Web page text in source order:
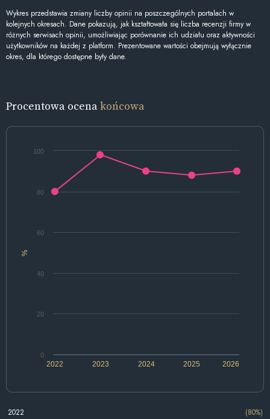
Wykres przedstawia zmiany liczby opinii na poszczególnych portalach w
kolejnych okresach. Dane pokazują, jak kształtowała się liczba recenzji firmy w
różnych serwisach opinii, umożliwiając porównanie ich udziału oraz aktywności
użytkowników na każdej z platform. Prezentowane wartości obejmują wyłącznie
okres, dla którego dostępne były dane.
Procentowa ocenakońcowa
%
2022 2024 2026
2023 2025
0
20
40
60
80
100
2022
(80%)